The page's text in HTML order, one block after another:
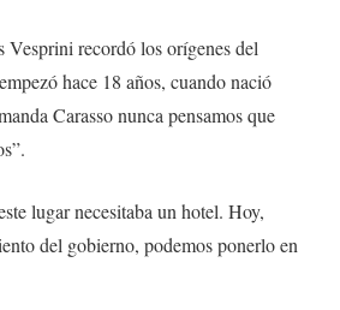
Vesprini recordó los orígenes del
hace 18 años, cuando nació
Carasso nunca pensamos que
lugar necesitaba un hotel. Hoy,
del gobierno, podemos ponerlo en